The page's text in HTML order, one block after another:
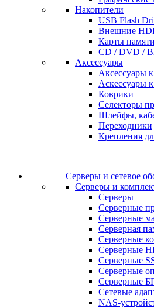
Накопители
USB Flash
Внешние
Карты
CD / DVD /
Аксессуары
Аксессуары
Аскессуары
Коврики
Селекторы
Шлейфы,
Переходники
Крепления
Серверы и сетевое
Серверы и
Серверы
Серверные
Серверные
Серверная
Серверные
Серверные
Серверные
Серверные
Серверные
Сетевые
NAS-